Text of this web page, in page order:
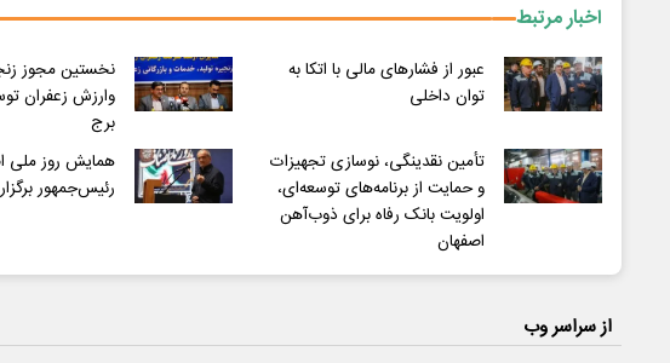
اخبار مرتبط
عبور از فشارهای مالی با اتکا به
توان داخلی
نخستین مجوز
وارزش زعفران
برج
تأمین نقدینگی، نوسازی تجهیزات
و حمایت از برنامه‌های توسعه‌ای،
اولویت بانک رفاه برای ذوب‌آهن
اصفهان
همایش روز ملی
رئیس‌جمهور
از سراسر وب